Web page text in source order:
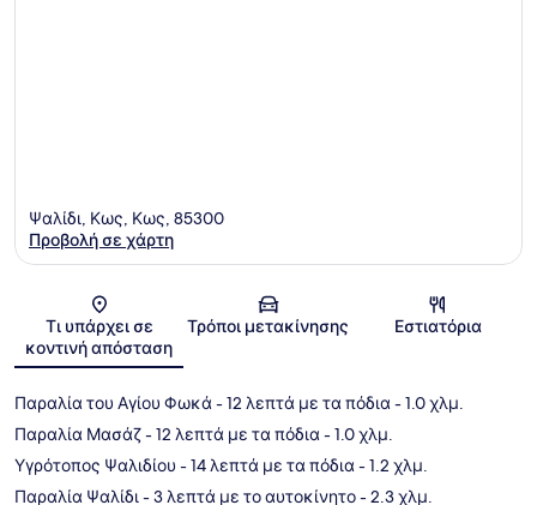
Χάρτης
Ψαλίδι, Κως, Κως, 85300
Προβολή σε χάρτη
Τι υπάρχει σε
κοντινή απόσταση
Τρόποι μετακίνησης Εστιατόρια
Παραλία του Αγίου Φωκά- 12 λεπτά με τα πόδια- 1.0 χλμ.
Παραλία Μασάζ- 12 λεπτά με τα πόδια- 1.0 χλμ.
Υγρότοπος Ψαλιδίου - 14 λεπτά με τα πόδια- 1.2 χλμ.
Παραλία Ψαλίδι- 3 λεπτά με το αυτοκίνητο- 2.3 χλμ.